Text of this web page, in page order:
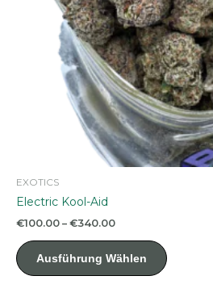
werden
EXOTICS
Electric Kool-Aid
€100.00 – €340.00Preisspanne:
€340.00
Ausführung Wählen
Produkt